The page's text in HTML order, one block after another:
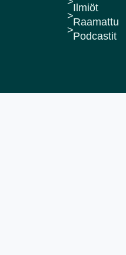
Ilmiöt
Raamattu
Podcastit